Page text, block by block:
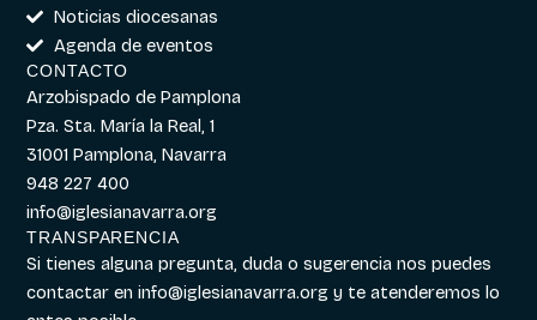
Noticias diocesanas
Agenda de eventos
CONTACTO
Arzobispado de Pamplona
Pza. Sta. María la Real, 1
31001 Pamplona, Navarra
948 227 400
info@iglesianavarra.org
TRANSPARENCIA
Si tienes alguna pregunta, duda o sugerencia nos puedes
contactar eninfo@iglesianavarra.org y te atenderemos lo